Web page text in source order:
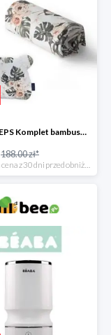
BABYSTEPS Komplet bambusowy poduszka i otulacz M Pustynne kwiaty -39%
188.00 zł*